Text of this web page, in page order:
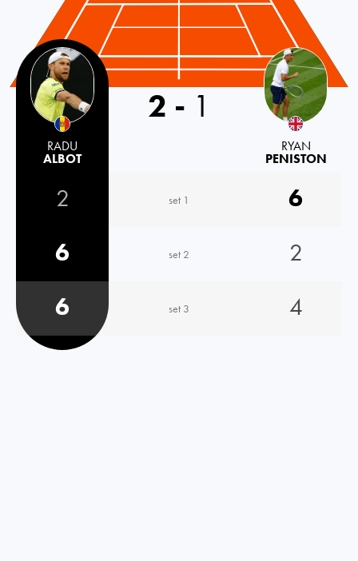
Moldova
RADU
ALBOT
2 - 1
RYAN
PENISTON
2 set 1
6
6
set 2
2
6
set 3 4